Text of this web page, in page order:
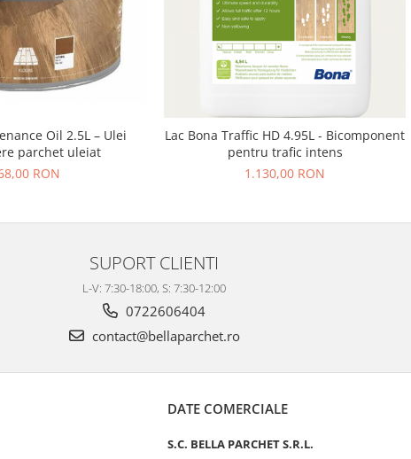
Oil 2.5L – Ulei
parchet uleiat
RON
Lac Bona Traffic HD 4.95L - Bicomponent
pentru trafic intens
1.130,00 RON
SUPORT CLIENTI
L-V: 7:30-18:00, S: 7:30-12:00
0722606404
contact@bellaparchet.ro
DATE COMERCIALE
S.C. BELLA PARCHET S.R.L.